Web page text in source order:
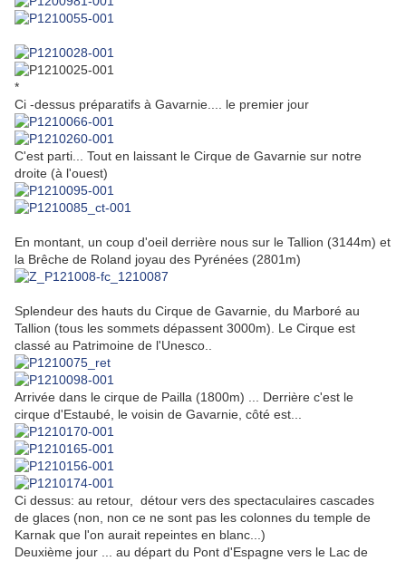
*
Ci -dessus préparatifs à Gavarnie.... le premier jour
C'est parti... Tout en laissant le Cirque de Gavarnie sur notre
droite (à l'ouest)
En montant, un coup d'oeil derrière nous sur le Tallion (3144m) et
la Brêche de Roland joyau des Pyrénées (2801m)
Splendeur des hauts du Cirque de Gavarnie, du Marboré au
Tallion (tous les sommets dépassent 3000m) . Le Cirque est
classé au Patrimoine de l'Unesco..
Arrivée dans le cirque de Pailla (1800m) ... Derrière c'est le
cirque d'Estaubé, le voisin de Gavarnie, côté est...
Ci dessus: au retour, détour vers des spectaculaires cascades
de glaces (non, non ce ne sont pas les colonnes du temple de
Karnak que l'on aurait repeintes en blanc...)
Deuxième jour ... au départ du Pont d'Espagne vers le Lac de